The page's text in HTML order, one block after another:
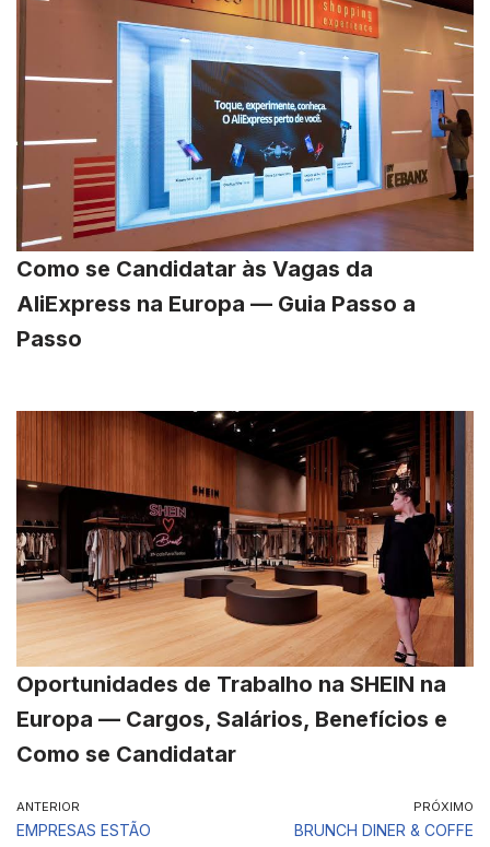
Como se Candidatar às Vagas da
AliExpress na Europa — Guia Passo a
Passo
Oportunidades de Trabalho na SHEIN na
Europa — Cargos, Salários, Benefícios e
Como se Candidatar
ANTERIOR
EMPRESAS ESTÃO
PRÓXIMO
BRUNCH DINER & COFFE